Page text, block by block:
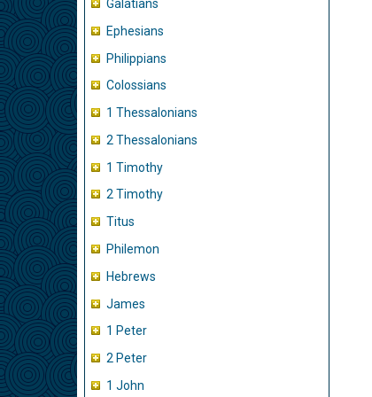
Galatians
Ephesians
Philippians
Colossians
1 Thessalonians
2 Thessalonians
1 Timothy
2 Timothy
Titus
Philemon
Hebrews
James
1 Peter
2 Peter
1 John